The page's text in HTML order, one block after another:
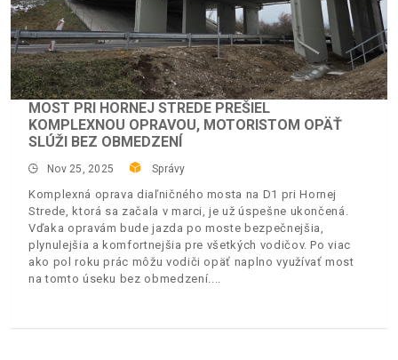
MOST PRI HORNEJ STREDE PREŠIEL
KOMPLEXNOU OPRAVOU, MOTORISTOM OPÄŤ
SLÚŽI BEZ OBMEDZENÍ
Nov 25, 2025 Správy
Komplexná oprava diaľničného mosta na D1 pri Hornej
Strede, ktorá sa začala v marci, je už úspešne ukončená.
Vďaka opravám bude jazda po moste bezpečnejšia,
plynulejšia a komfortnejšia pre všetkých vodičov. Po viac
ako pol roku prác môžu vodiči opäť naplno využívať most
na tomto úseku bez obmedzení.